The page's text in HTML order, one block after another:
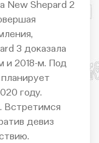
New Shepard 2
3 доказала
и 2018-м. Под
году.
Встретимся
девиз